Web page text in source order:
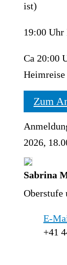
ist)
19:00 Uhr
Ca 20:00
Heimreise
Zum
2026,
Sabrina
Oberstufe
E-
+41